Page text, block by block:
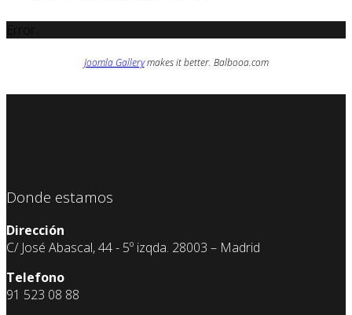
Joomla Gallerymakes it better. Balbooa.com
Donde estamos
Dirección
C/ José Abascal, 44 - 5º izqda. 28003 – Madrid
Telefono
91 523 08 88